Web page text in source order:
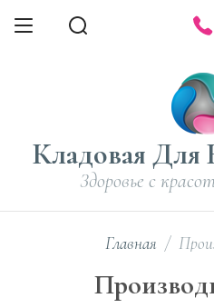
Кладовая Для
Здоровье с
Главная /